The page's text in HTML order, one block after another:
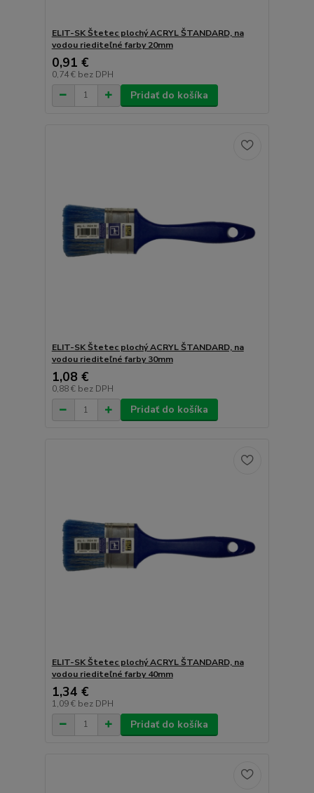
ELIT-SK Štetec plochý ACRYL ŠTANDARD, na
vodou riediteľné farby 20mm
0,91 €
0,74 € bez DPH
Pridať do košíka
ELIT-SK Štetec plochý ACRYL ŠTANDARD, na
vodou riediteľné farby 30mm
1,08 €
0,88 € bez DPH
Pridať do košíka
ELIT-SK Štetec plochý ACRYL ŠTANDARD, na
vodou riediteľné farby 40mm
1,34 €
1,09 € bez DPH
Pridať do košíka